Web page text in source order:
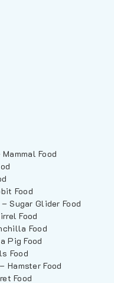
Food
Food
Sugar Glider Food
Food
Food
Pig Food
Food
Hamster Food
Food